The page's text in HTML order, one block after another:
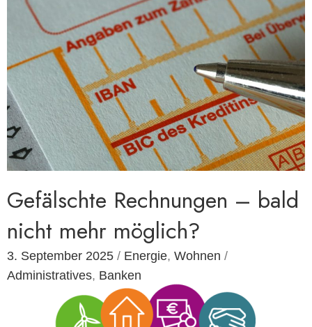
Gefälschte Rechnungen – bald
nicht mehr möglich?
3. September 2025 / Energie, Wohnen /
Administratives, Banken